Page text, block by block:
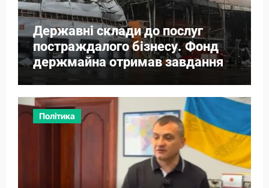
Державні склади до послуг
постраждалого бізнесу. Фонд
держмайна отримав завдання
Політика